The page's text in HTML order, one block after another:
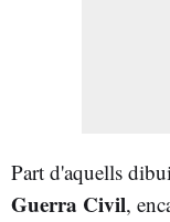
Part d'aquells
Guerra Civil,